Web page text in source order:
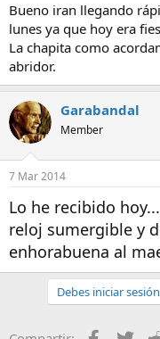
Bueno iran llegando
lunes ya que hoy era
La chapita como
abridor.
Garabandal
Member
7 Mar 2014
Lo he recibido
reloj sumergible y
enhorabuena al
Debes iniciar